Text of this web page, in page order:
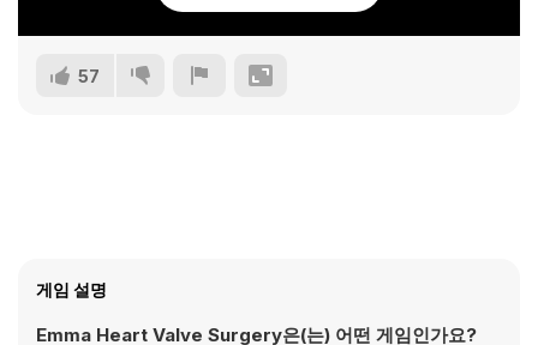
57
게임 설명
Emma Heart Valve Surgery은(는) 어떤 게임인가요?